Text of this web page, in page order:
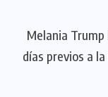
Melania
días previos a